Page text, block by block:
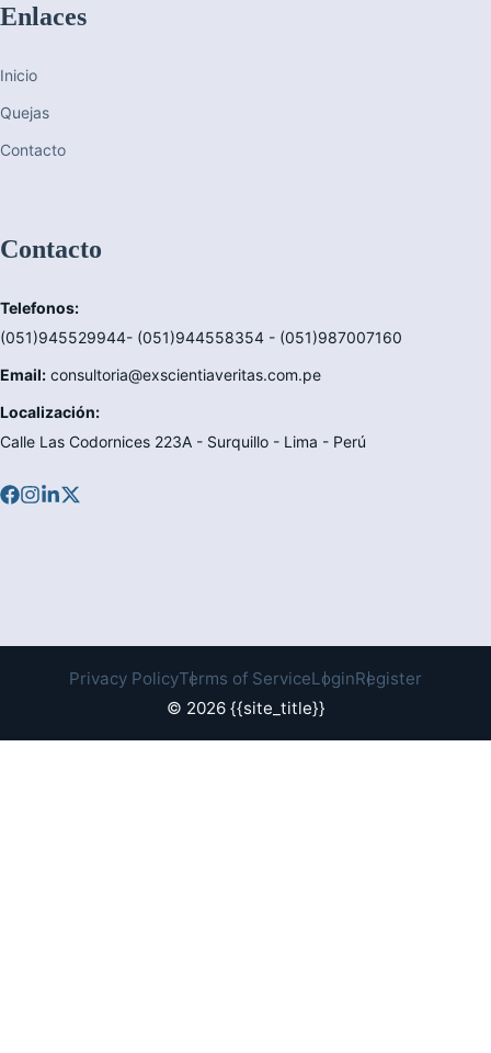
Enlaces
Inicio
Quejas
Contacto
Contacto
Telefonos:
(051)945529944- (051)944558354 - (051)987007160
Email: consultoria@exscientiaveritas.com.pe
Localización:
Calle Las Codornices 223A - Surquillo - Lima - Perú
© 2026 {{site_title}}
Privacy PolicyTerms of ServiceLoginRegister